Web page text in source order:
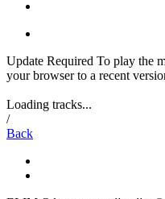
Update Required To play the
your browser to a recent
Loading tracks...
/
Back